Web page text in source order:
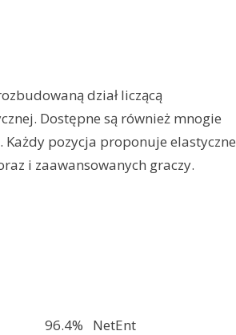
dział liczącą
Dostępne są również mnogie
pozycja proponuje elastyczne
i zaawansowanych graczy.
96.4%
NetEnt